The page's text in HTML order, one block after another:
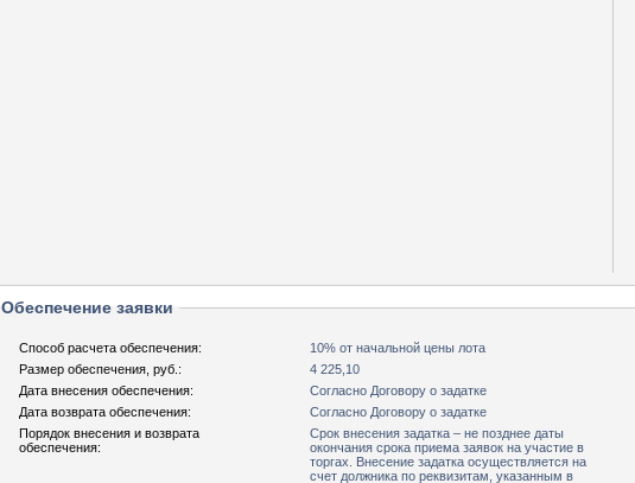
Обеспечение заявки
Способ расчета обеспечения: 10% от начальной цены лота
Размер обеспечения, руб.:
4 225,10
Дата внесения обеспечения:
Согласно Договору о задатке
Дата возврата обеспечения:
Согласно Договору о задатке
Порядок внесения и возврата
обеспечения:
Срок внесения задатка – не позднее даты
окончания срока приема заявок на участие в
торгах. Внесение задатка осуществляется на
счет должника по реквизитам, указанным в